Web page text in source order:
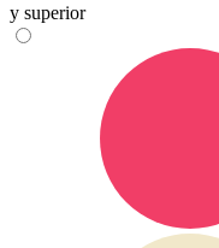
y superior